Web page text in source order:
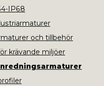
IP68
och tillbehör
krävande miljöer